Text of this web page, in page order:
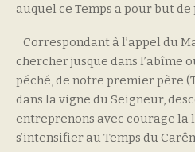
auquel ce Temps a pour but
Correspondant à l’appel du
chercher jusque dans l’abîme
péché, de notre premier père
dans la vigne du Seigneur,
entreprenons avec courage la
s’intensifier au Temps du